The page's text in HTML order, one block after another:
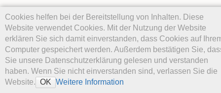
Cookies helfen bei der Bereitstellung von Inhalten. Diese
Website verwendet Cookies. Mit der Nutzung der Website
erklären Sie sich damit einverstanden, dass Cookies auf
Computer gespeichert werden. Außerdem bestätigen Sie,
Sie unsere Datenschutzerklärung gelesen und verstanden
haben. Wenn Sie nicht einverstanden sind, verlassen Sie die
Website. OK Weitere Information